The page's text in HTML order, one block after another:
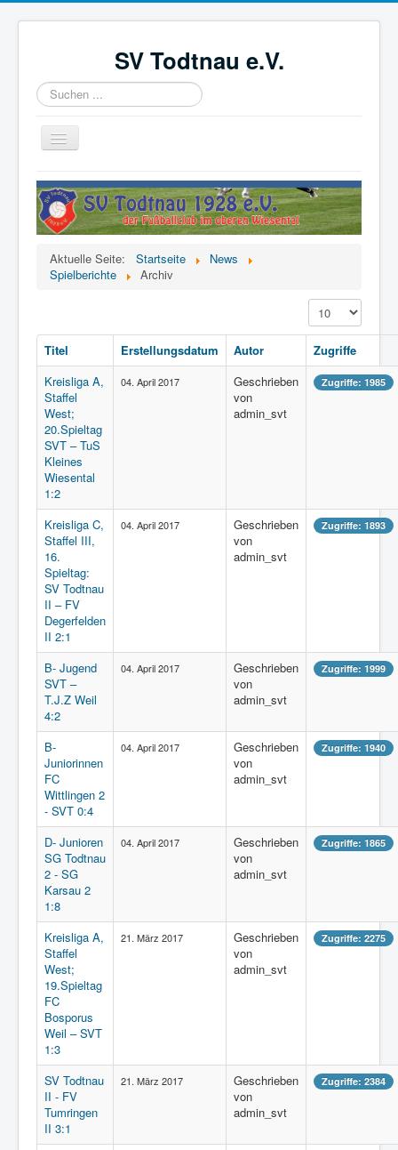
SV Todtnau e.V.
Suchen
...
Navigation
an/aus
Startseite
News
Aktive
Förderverein
Videoüberwachung
Kinder- und Jugendschutzkonzept
Aktuelle Seite: Startseite
News
Spielberichte
Archiv
Anzeige #
Titel Erstellungsdatum Autor
Zugriffe
Kreisliga A,
Staffel
West;
20.Spieltag
SVT – TuS
Kleines
Wiesental
1:2
04. April 2017
Geschrieben
von
admin_svt
Zugriffe: 1985
Kreisliga C,
Staffel III,
16.
Spieltag:
SV Todtnau
II – FV
Degerfelden
II 2:1
04. April 2017
Geschrieben
von
admin_svt
Zugriffe: 1893
B- Jugend
SVT –
T.J.Z Weil
4:2
04. April 2017
Geschrieben
von
admin_svt
Zugriffe: 1999
B-
Juniorinnen
FC
Wittlingen 2
- SVT 0:4
04. April 2017
Geschrieben
von
admin_svt
Zugriffe: 1940
D- Junioren
SG Todtnau
2 - SG
Karsau 2
1:8
04. April 2017
Geschrieben
von
admin_svt
Zugriffe: 1865
Kreisliga A,
Staffel
West;
19.Spieltag
FC
Bosporus
Weil – SVT
1:3
21. März 2017
Geschrieben
von
admin_svt
Zugriffe: 2275
SV Todtnau
II - FV
Tumringen
II 3:1
21. März 2017
Geschrieben
von
admin_svt
Zugriffe: 2384